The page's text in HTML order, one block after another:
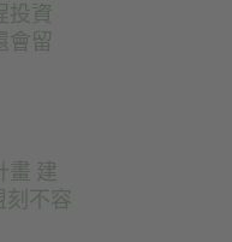
投資
會留
畫 建
刻不容